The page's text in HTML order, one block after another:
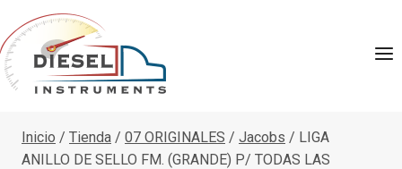
Saltar
al
contenido
Inicio / Tienda / 07 ORIGINALES / Jacobs / LIGA
ANILLO DE SELLO FM. (GRANDE) P/ TODAS LAS